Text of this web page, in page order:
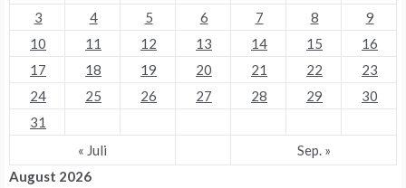
August 2026
3
4 5 6 7 8
9
10
11 12 13 14 15
16
17
18 19 20 21 22
23
24
25 26 27 28 29
30
31
« Juli
Sep. »